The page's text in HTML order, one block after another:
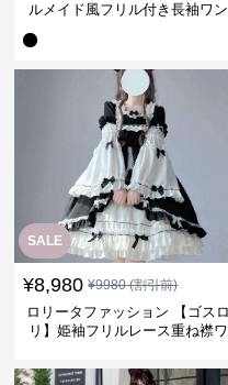
ルメイド風フリル付き長袖ワン
SALE
¥8,980 ¥9980(割引前)
ロリータファッション 【ゴスロ
リ】姫袖フリルレース重ね襟ワ